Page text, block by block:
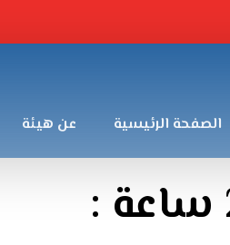
الصفحة الرئيسية عن هيئة
صباغ في العين 24 ساعة :